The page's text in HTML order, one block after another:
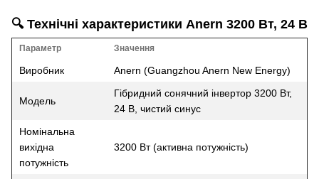
🔍 Технічні характеристики Anern 3200 Вт, 24 В
Параметр Значення
Виробник Anern (Guangzhou Anern New Energy)
Модель
Гібридний сонячний інвертор 3200 Вт,
24 В, чистий синус
Номінальна
вихідна
потужність
3200 Вт (активна потужність)